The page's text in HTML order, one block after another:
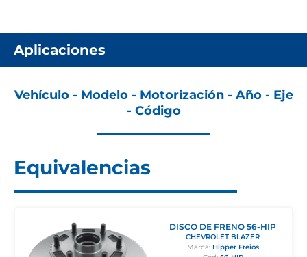
Aplicaciones
Vehículo - Modelo - Motorización - Año - Eje
- Código
Equivalencias
DISCO DE FRENO 56-HIP
CHEVROLET BLAZER
Marca: Hipper Freios